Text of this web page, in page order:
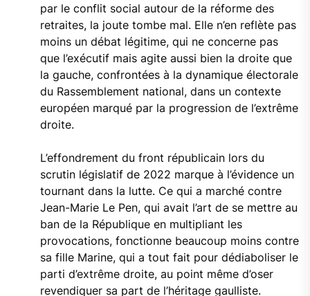
par le conflit social autour de la réforme des
retraites, la joute tombe mal. Elle n’en reflète pas
moins un débat légitime, qui ne concerne pas
que l’exécutif mais agite aussi bien la droite que
la gauche, confrontées à la dynamique électorale
du Rassemblement national, dans un contexte
européen marqué par la progression de l’extrême
droite.
L’effondrement du front républicain lors du
scrutin législatif de 2022 marque à l’évidence un
tournant dans la lutte. Ce qui a marché contre
Jean-Marie Le Pen, qui avait l’art de se mettre au
ban de la République en multipliant les
provocations, fonctionne beaucoup moins contre
sa fille Marine, qui a tout fait pour dédiaboliser le
parti d’extrême droite, au point même d’oser
revendiquer sa part de l’héritage gaulliste.